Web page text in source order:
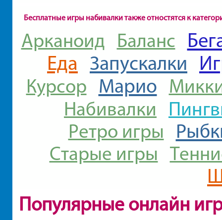
Бесплатные игры набивалки также отностятся к
Арканоид Баланс
Еда Запускалки
Курсор Марио
Набивалки
Ретро игры
Старые игры
Популярные онлайн